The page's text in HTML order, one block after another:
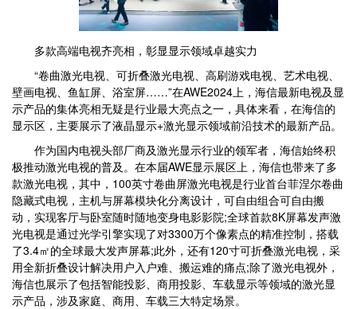
多款高端电视齐亮相，彰显显示领域卓越实力
“卷曲激光电视、可折叠激光电视、高刷游戏电视、艺术电视、
壁画电视、鱼缸屏、浴室屏……”在AWE2024上，海信最新电视及显
示产品的集体亮相无疑是行业最大亮点之一，具体来看，在海信的
显示区，主要展示了液晶显示+激光显示领域前沿技术的最新产品。
作为国内电视头部厂商及激光显示行业的领军者，海信始终积
极推动激光电视的普及。在本届AWE显示展区上，海信也带来了多
款激光电视，其中，100英寸卷曲屏激光电视是行业首台菲涅尔卷曲
隐藏式电视，主机与屏幕模块化分离设计，可自由组合可自由搬
动，实现客厅与卧室随时随地变身电影影院;全球首款8K屏幕发声激
光电视是通过光学引擎实现了对3300万个像素点的精准控制，搭载
了3.4㎡的全球最大发声屏幕;此外，还有120寸可折叠激光电视，采
用全新折叠设计解决用户入户难、搬运难的痛点;除了激光电视外，
海信也展示了包括智能投影、商用投影、车载显示等领域的激光显
示产品，涉及家庭、商用、车载三大特定场景。